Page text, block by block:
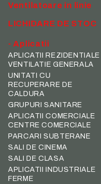
Ventilatoare in linie
LICHIDARE DE STOC
- Aplicatii
APLICATII REZIDENTIALE
VENTILATIE GENERALA
UNITATI CU
RECUPERARE DE
CALDURA
GRUPURI SANITARE
APLICATII COMERCIALE
CENTRE COMERCIALE
PARCARI SUBTERANE
SALI DE CINEMA
SALI DE CLASA
APLICATII INDUSTRIALE
FERME